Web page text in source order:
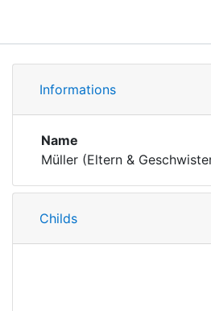
Informations
Name
Müller (Eltern &
Childs